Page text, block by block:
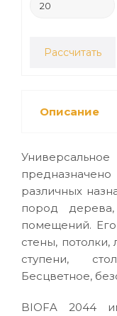
Рассчитать
Описание
различных
пород
помещений.
стены,
ступени,
Бесцветное,
BIOFA 2044